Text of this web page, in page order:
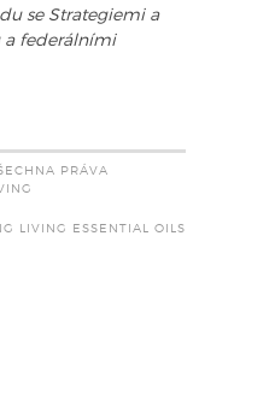
se Strategiemi a
a federálními
PRÁVA
LIVING ESSENTIAL OILS